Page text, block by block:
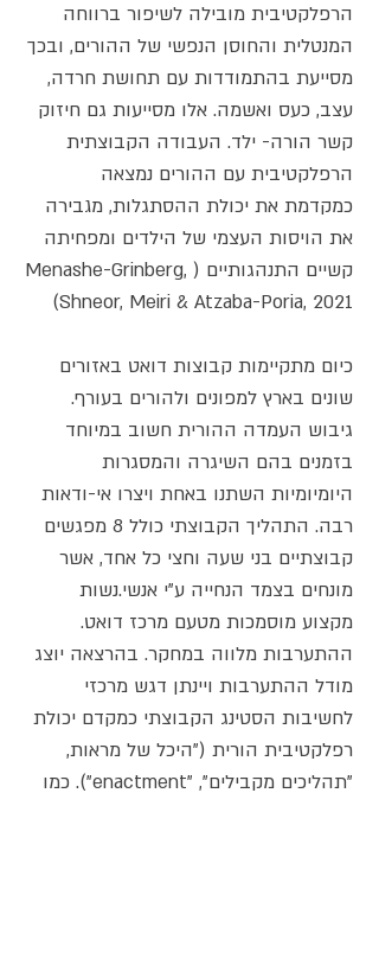
הרפלקטיבית מובילה לשיפור ברווחה
המנטלית והחוסן הנפשי של ההורים, ובכך
מסייעת בהתמודדות עם תחושת חרדה,
עצב, כעס ואשמה. אלו מסייעות גם חיזוק
קשר הורה- ילד. העבודה הקבוצתית
הרפלקטיבית עם ההורים נמצאה
כמקדמת את יכולת ההסתגלות, מגבירה
את הויסות העצמי של הילדים ומפחיתה
קשיים התנהגותיים (Menashe-Grinberg,
Shneor, Meiri & Atzaba-Poria, 2021)
כיום מתקיימות קבוצות דואט באזורים
שונים בארץ למפונים ולהורים בעורף.
גיבוש העמדה ההורית חשוב במיוחד
בזמנים בהם השיגרה והמסגרות
היומיומיות השתנו באחת ויצרו אי-ודאות
רבה. התהליך הקבוצתי כולל 8 מפגשים
קבוצתיים בני שעה וחצי כל אחד, אשר
מונחים בצמד הנחייה ע"י אנשי.נשות
מקצוע מוסמכות מטעם מרכז דואט.
ההתערבות מלווה במחקר. בהרצאה יוצג
מודל ההתערבות ויינתן דגש מרכזי
לחשיבות הסטינג הקבוצתי כמקדם יכולת
רפלקטיבית הורית ("היכל של מראות,
"תהליכים מקבילים", "enactment"). כמו